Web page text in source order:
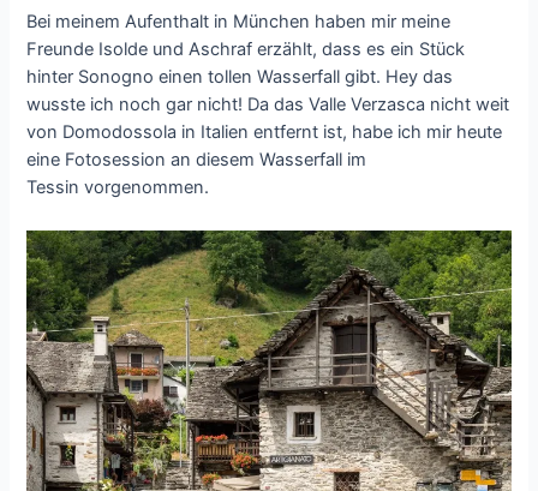
Bei meinem Aufenthalt in München haben mir meine
Freunde Isolde und Aschraf erzählt, dass es ein Stück
hinter Sonogno einen tollen Wasserfall gibt. Hey das
wusste ich noch gar nicht! Da das Valle Verzasca nicht weit
von Domodossola in Italien entfernt ist, habe ich mir heute
eine Fotosession an diesem Wasserfall im
Tessin vorgenommen.